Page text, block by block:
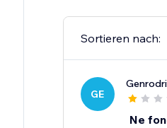
Sortieren nach:
GE
Ne